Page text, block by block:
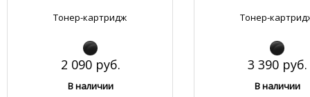
Тонер-картридж
2 090 руб.
В наличии
Тонер-
3 390 руб.
В наличии